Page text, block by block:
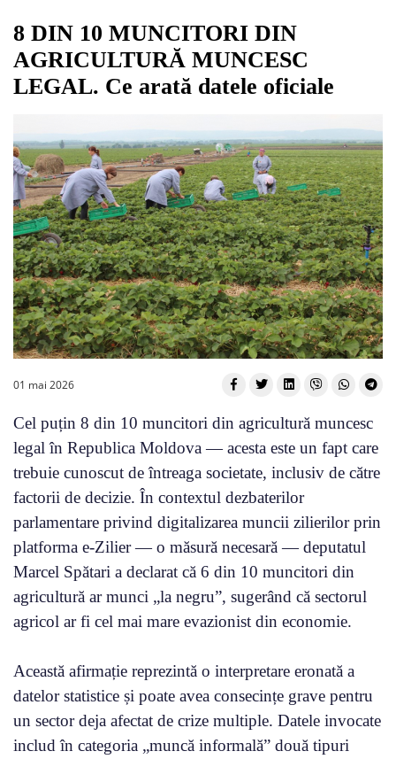
8 DIN 10 MUNCITORI DIN
AGRICULTURĂ MUNCESC
LEGAL. Ce arată datele oficiale
01 mai 2026
Cel puțin 8 din 10 muncitori din agricultură muncesc
legal în Republica Moldova — acesta este un fapt care
trebuie cunoscut de întreaga societate, inclusiv de către
factorii de decizie. În contextul dezbaterilor
parlamentare privind digitalizarea muncii zilierilor prin
platforma e-Zilier — o măsură necesară — deputatul
Marcel Spătari a declarat că 6 din 10 muncitori din
agricultură ar munci „la negru”, sugerând că sectorul
agricol ar fi cel mai mare evazionist din economie.
Această afirmație reprezintă o interpretare eronată a
datelor statistice și poate avea consecințe grave pentru
un sector deja afectat de crize multiple. Datele invocate
includ în categoria „muncă informală” două tipuri